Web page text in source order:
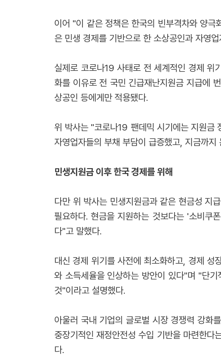
이어 "이 같은 정책은 한국의 빈부격차와 양
은 민생 경제를 기반으로 한 소상공인과 자영
실제로 코로나19 사태로 전 세계적인 경제 위
화를 이유로 전 국민 긴급재난지원금 지급에
상공인 등에게만 적용됐다.
위 박사는 "코로나19 팬데믹 시기에는 지원금
자영업자들의 부채 부담이 급증했고, 지금까
민생지원금 이후 한국 경제를 위해
다만 위 박사는 민생지원금과 같은 현금성 지
필요하다. 현금을 지원하는 것보다는 '소비쿠
다"고 말했다.
대신 경제 위기를 사전에 최소화하고, 경제 성
와 소득세율을 인상하는 방안이 있다"며 "단
것"이라고 설명했다.
아울러 국내 기업의 글로벌 시장 경쟁력 강화
중장기적인 재정안전성 수입 기반을 마련한
다.